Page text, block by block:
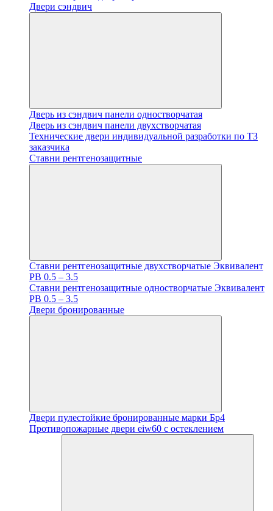
Двери сэндвич
Дверь из сэндвич панели одностворчатая
Дверь из сэндвич панели двухстворчатая
Технические двери индивидуальной разработки по ТЗ
заказчика
Ставни рентгенозащитные
Ставни рентгенозащитные двухстворчатые Эквивалент
PB 0.5 – 3.5
Ставни рентгенозащитные одностворчатые Эквивалент
PB 0.5 – 3.5
Двери бронированные
Двери пулестойкие бронированные марки Бр4
Противопожарные двери eiw60 с остеклением